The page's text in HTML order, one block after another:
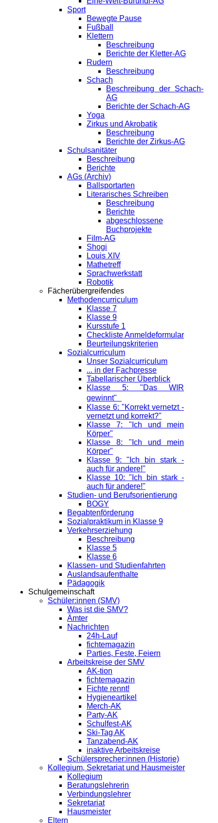
Sport
Bewegte Pause
Fußball
Klettern
Beschreibung
Berichte der Kletter-AG
Rudern
Beschreibung
Schach
Beschreibung der Schach-
AG
Berichte der Schach-AG
Yoga
Zirkus und Akrobatik
Beschreibung
Berichte der Zirkus-AG
Schulsanitäter
Beschreibung
Berichte
AGs (Archiv)
Ballsportarten
Literarisches Schreiben
Beschreibung
Berichte
abgeschlossene
Buchprojekte
Film-AG
Shogi
Louis XIV
Mathetreff
Sprachwerkstatt
Robotik
Fächerübergreifendes
Methodencurriculum
Klasse 7
Klasse 9
Kursstufe 1
Checkliste Anmeldeformular
Beurteilungskriterien
Sozialcurriculum
Unser Sozialcurriculum
... in der Fachpresse
Tabellarischer Überblick
Klasse 5: "Das WIR
gewinnt"
Klasse 6: "Korrekt vernetzt -
vernetzt und korrekt?"
Klasse 7: "Ich und mein
Körper"
Klasse 8: "Ich und mein
Körper"
Klasse 9: "Ich bin stark -
auch für andere!"
Klasse 10: "Ich bin stark -
auch für andere!"
Studien- und Berufsorientierung
BOGY
Begabtenförderung
Sozialpraktikum in Klasse 9
Verkehrserziehung
Beschreibung
Klasse 5
Klasse 6
Klassen- und Studienfahrten
Auslandsaufenthalte
Pädagogik
Schulgemeinschaft
Schüler:innen (SMV)
Was ist die SMV?
Ämter
Nachrichten
24h-Lauf
fichtemagazin
Parties, Feste, Feiern
Arbeitskreise der SMV
AK-tion
fichtemagazin
Fichte rennt!
Hygieneartikel
Merch-AK
Party-AK
Schulfest-AK
Ski-Tag AK
Tanzabend-AK
inaktive Arbeitskreise
Schülersprecher:innen (Historie)
Kollegium, Sekretariat und Hausmeister
Kollegium
Beratungslehrerin
Verbindungslehrer
Sekretariat
Hausmeister
Eltern